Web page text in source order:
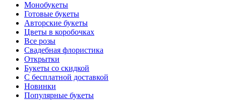
Монобукеты
Готовые букеты
Авторские букеты
Цветы в коробочках
Все розы
Свадебная флористика
Открытки
Букеты со скидкой
С бесплатной доставкой
Новинки
Популярные букеты